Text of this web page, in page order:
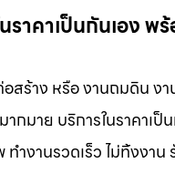
ราคาเป็นกันเอง พ
อสร้าง หรือ งานถมดิน ง
มาย บริการในราคาเป็
งานรวดเร็ว ไม่ทิ้งงาน